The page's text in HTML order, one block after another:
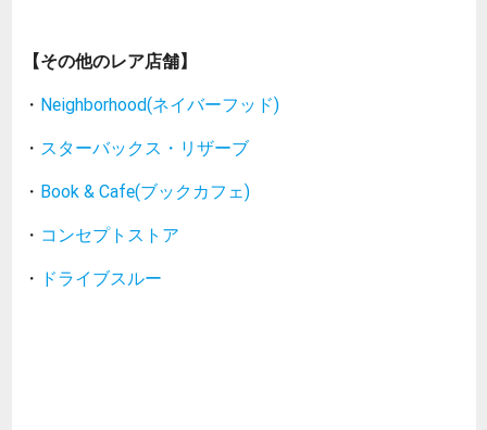
【その他のレア店舗】
・ Neighborhood(ネイバーフッド)
・ スターバックス・リザーブ
・ Book & Cafe(ブックカフェ)
・ コンセプトストア
・ ドライブスルー